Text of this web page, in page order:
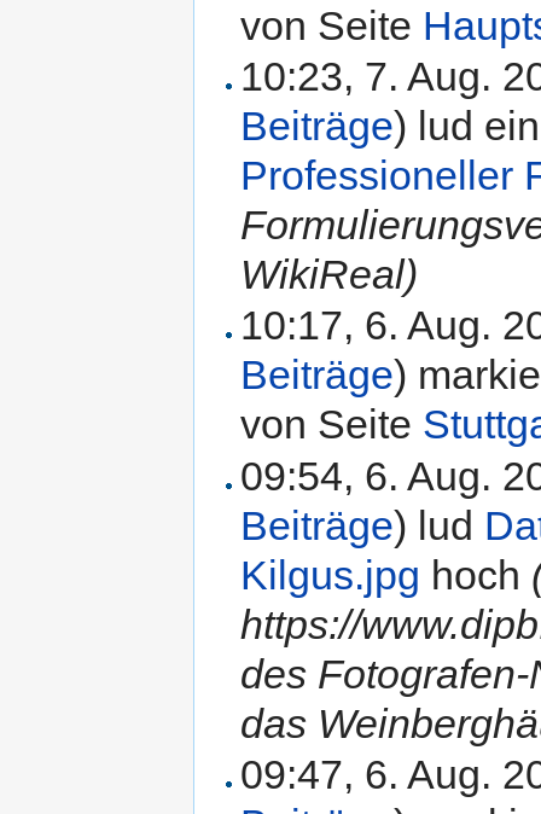
von Seite
10:23, 7. Aug.
Beiträge) lud
Professioneller
WikiReal)
10:17, 6. Aug.
Beiträge)
von Seite
09:54, 6. Aug.
Beiträge) lud
Kilgus.jpg hoch
https://
des
das
09:47, 6. Aug.